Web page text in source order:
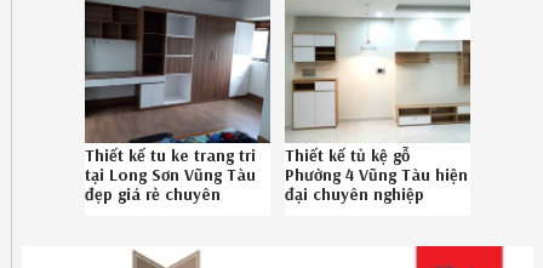
Thiết kế tu ke trang tri
tại Long Sơn Vũng Tàu
đẹp giá rẻ chuyên
Thiết kế tủ kệ gỗ
Phường 4 Vũng Tàu hiện
đại chuyên nghiệp